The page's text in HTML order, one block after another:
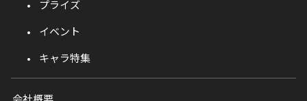
プライズ
イベント
キャラ特集